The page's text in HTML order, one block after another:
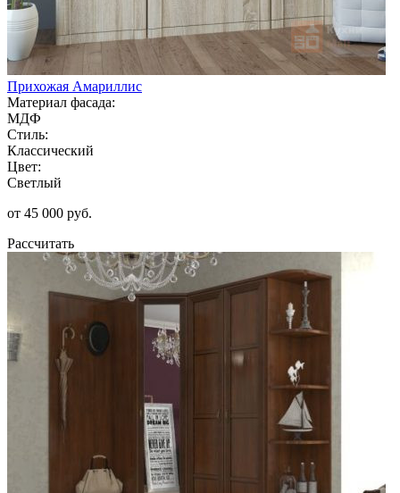
Прихожая Амариллис
Материал фасада:
МДФ
Стиль:
Классический
Цвет:
Светлый
от 45 000 руб.
Рассчитать